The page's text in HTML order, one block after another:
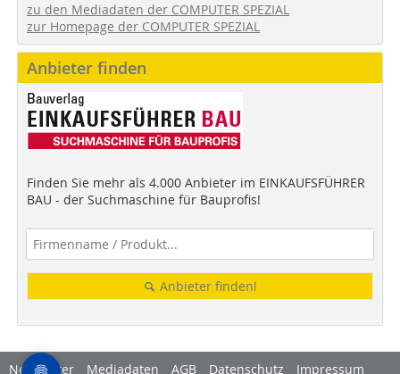
zu den Mediadaten der COMPUTER SPEZIAL
zur Homepage der COMPUTER SPEZIAL
Anbieter finden
Finden Sie mehr als 4.000 Anbieter im EINKAUFSFÜHRER
BAU - der Suchmaschine für Bauprofis!
Anbieter finden!
Newsletter Mediadaten AGB Datenschutz Impressum